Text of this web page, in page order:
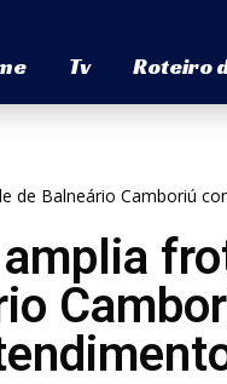
Tv Roteiro
de Balneário Camboriú